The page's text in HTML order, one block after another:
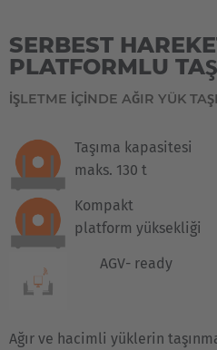
SERBEST
PLATFORMLU
IŞLETME IÇINDE AĞIR YÜK
Taşıma kapasitesi
maks. 130 t
Kompakt
platform yüksekliği
AGV- ready
Ağır ve hacimli yüklerin